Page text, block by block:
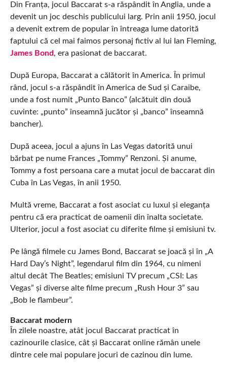
Din Franța, jocul Baccarat s-a răspândit în Anglia, unde a
devenit un joc deschis publicului larg. Prin anii 1950, jocul
a devenit extrem de popular în întreaga lume datorită
faptului că cel mai faimos personaj fictiv al lui Ian Fleming,
James Bond, era pasionat de baccarat.
După Europa, Baccarat a călătorit în America. În primul
rând, jocul s-a răspândit în America de Sud și Caraibe,
unde a fost numit „Punto Banco” (alcătuit din două
cuvinte: „punto” înseamnă jucător și „banco” înseamnă
bancher).
După aceea, jocul a ajuns în Las Vegas datorită unui
bărbat pe nume Frances „Tommy” Renzoni. Și anume,
Tommy a fost persoana care a mutat jocul de baccarat din
Cuba în Las Vegas, în anii 1950.
Multă vreme, Baccarat a fost asociat cu luxul și eleganța
pentru că era practicat de oamenii din înalta societate.
Ulterior, jocul a fost asociat cu diferite filme și emisiuni tv.
Pe lângă filmele cu James Bond, Baccarat se joacă și în „A
Hard Day’s Night”, legendarul film din 1964, cu nimeni
altul decât The Beatles; emisiuni TV precum „CSI: Las
Vegas” și diverse alte filme precum „Rush Hour 3” sau
„Bob le flambeur”.
Baccarat modern
În zilele noastre, atât jocul Baccarat practicat în
cazinourile clasice, cât și Baccarat online rămân unele
dintre cele mai populare jocuri de cazinou din lume.